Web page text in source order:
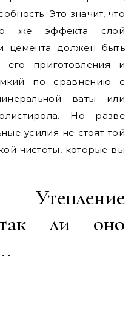
Это значит, что
же эффекта слой
цемента должен быть
приготовления и
по сравнению с
ваты или
Но разве
усилия не стоят той
чистоты, которые вы
ли оно